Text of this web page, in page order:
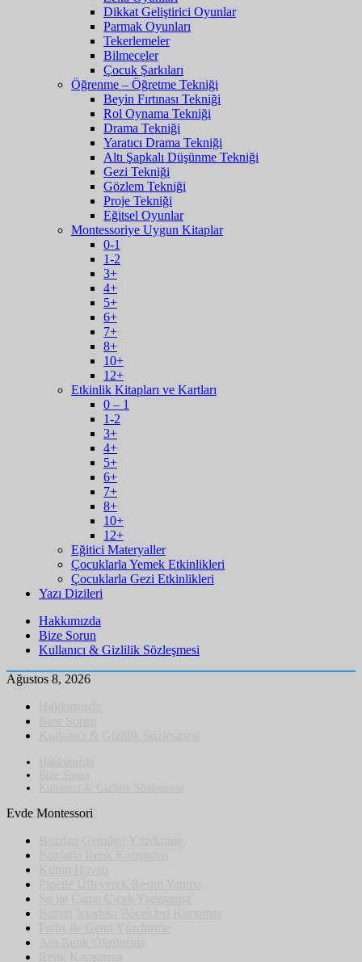
Dikkat Geliştirici Oyunlar
Parmak Oyunları
Tekerlemeler
Bilmeceler
Çocuk Şarkıları
Öğrenme – Öğretme Tekniği
Beyin Fırtınası Tekniği
Rol Oynama Tekniği
Drama Tekniği
Yaratıcı Drama Tekniği
Altı Şapkalı Düşünme Tekniği
Gezi Tekniği
Gözlem Tekniği
Proje Tekniği
Eğitsel Oyunlar
Montessoriye Uygun Kitaplar
0-1
1-2
3+
4+
5+
6+
7+
8+
10+
12+
Etkinlik Kitapları ve Kartları
0 – 1
1-2
3+
4+
5+
6+
7+
8+
10+
12+
Eğitici Materyaller
Çocuklarla Yemek Etkinlikleri
Çocuklarla Gezi Etkinlikleri
Yazı Dizileri
Hakkımızda
Bize Sorun
Kullanıcı & Gizlilik Sözleşmesi
Ağustos 8, 2026
Evde Montessori